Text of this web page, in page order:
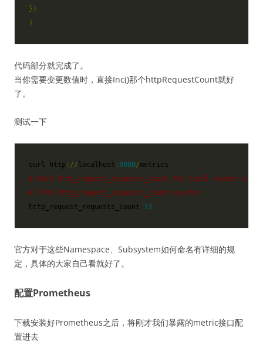
})
)
代码部分就完成了。
当你需要变更数值时，直接Inc()那个httpRequestCount就好
了。
测试一下
curl http :// localhost : 8080/
# HELP http_request_requests_count The total number of
# TYPE http_request_requests_count counter
http_request_requests_count 73
官方对于这些Namespace、Subsystem如何命名有详细的规
定，具体的大家自己看就好了。
配置Prometheus
下载安装好Prometheus之后，将刚才我们暴露的metric接口配
置进去